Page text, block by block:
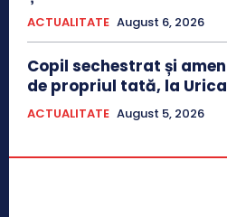
ACTUALITATE August 6, 2026
Copil sechestrat și
de propriul tată, la
ACTUALITATE August 5, 2026